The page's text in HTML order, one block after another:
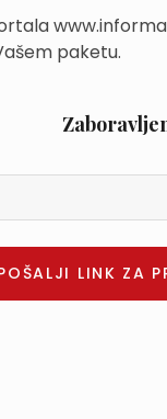
paketu.